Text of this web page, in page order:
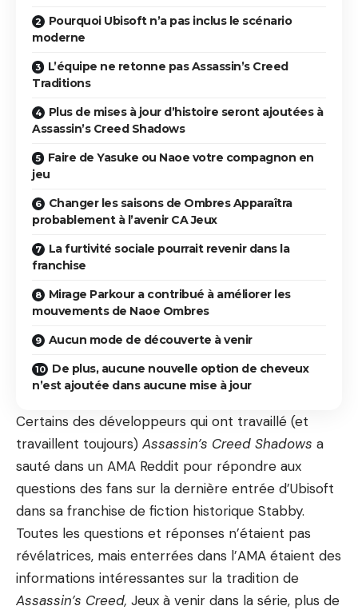
Pourquoi Ubisoft n’a pas inclus le scénario
moderne
L’équipe ne retonne pas Assassin’s Creed
Traditions
Plus de mises à jour d’histoire seront ajoutées à
Assassin’s Creed Shadows
Faire de Yasuke ou Naoe votre compagnon en
jeu
Changer les saisons de Ombres Apparaîtra
probablement à l’avenir CA Jeux
La furtivité sociale pourrait revenir dans la
franchise
Mirage Parkour a contribué à améliorer les
mouvements de Naoe Ombres
Aucun mode de découverte à venir
De plus, aucune nouvelle option de cheveux
n’est ajoutée dans aucune mise à jour
Certains des développeurs qui ont travaillé (et
travaillent toujours) Assassin’s Creed Shadows a
sauté dans un AMA Reddit pour répondre aux
questions des fans sur la dernière entrée d’Ubisoft
dans sa franchise de fiction historique Stabby.
Toutes les questions et réponses n’étaient pas
révélatrices, mais enterrées dans l’AMA étaient des
informations intéressantes sur la tradition de
Assassin’s Creed, Jeux à venir dans la série, plus de